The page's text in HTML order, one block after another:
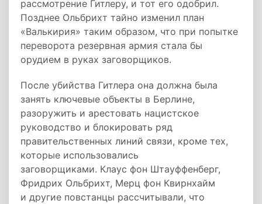
рассмотрение Гитлеру, и тот его одобрил.
Позднее Ольбрихт тайно изменил план
«Валькирия» таким образом, что при попытке
переворота резервная армия стала бы
орудием в руках заговорщиков.
После убийства Гитлера она должна была
занять ключевые объекты в Берлине,
разоружить и арестовать нацистское
руководство и блокировать ряд
правительственных линий связи, кроме тех,
которые использовались
заговорщиками. Клаус фон Штауффенберг,
Фридрих Ольбрихт, Мерц фон Квирнхайм
и другие повстанцы рассчитывали, что